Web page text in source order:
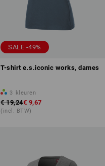
SALE -49%
T-shirt e.s.iconic works, dames
3 kleuren
€ 19,24€ 9,67
(incl. BTW)